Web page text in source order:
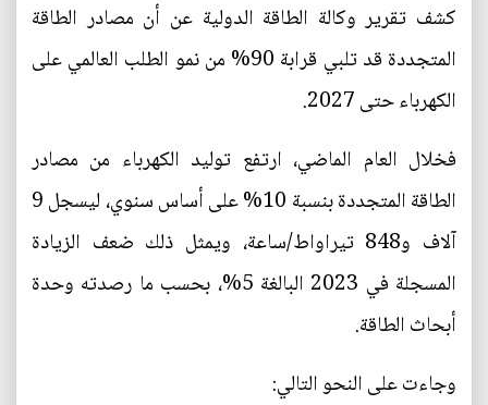
كشف تقرير وكالة الطاقة الدولية عن أن مصادر الطاقة
المتجددة قد تلبي قرابة 90% من نمو الطلب العالمي على
الكهرباء حتى 2027.
فخلال العام الماضي، ارتفع توليد الكهرباء من مصادر
الطاقة المتجددة بنسبة 10% على أساس سنوي، ليسجل 9
آلاف و848 تيراواط/ساعة، ويمثل ذلك ضعف الزيادة
المسجلة في 2023 البالغة 5%، بحسب ما رصدته وحدة
أبحاث الطاقة.
وجاءت على النحو التالي: